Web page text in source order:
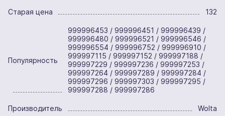
Старая цена 132
Популярность
999996453 / 999996451 / 999996439 /
999996480 / 999996521 / 999996546 /
999996554 / 999996752 / 999996910 /
999997115 / 999997152 / 999997188 /
999997229 / 999997236 / 999997253 /
999997264 / 999997289 / 999997284 /
999997296 / 999997303 / 999997295 /
999997288 / 999997286
Производитель Wolta